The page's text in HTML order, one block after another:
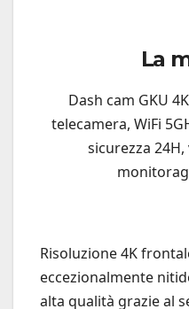
La
Dash cam GKU
telecamera, WiFi
sicurezza
Risoluzione 4K
eccezionalmente
alta qualità grazie al